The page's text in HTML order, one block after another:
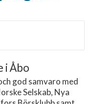
i Åbo
god samvaro med
Selskab, Nya